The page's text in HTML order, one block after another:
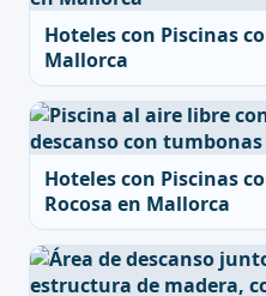
Hoteles con Piscinas
Mallorca
Hoteles con Piscinas
Rocosa en Mallorca